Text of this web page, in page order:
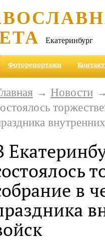
Екатеринбург
Фоторепортажи
→ Новости→
в